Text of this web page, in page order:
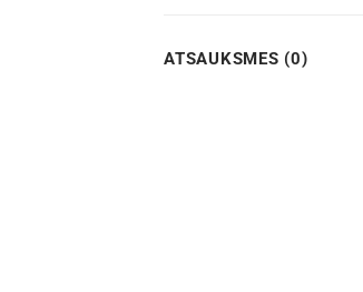
ATSAUKSMES (0)